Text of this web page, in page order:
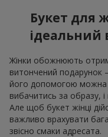
Букет для
ідеальний
Жінки обожнюють
витончений подарунок
його допомогою можна
вибачитись за образу,
Але щоб букет жінці
важливо врахувати
звісно смаки адресата.